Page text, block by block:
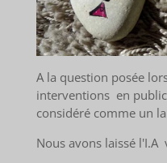
A la question posée
interventions en
considéré comme un
Nous avons laissé l'I.A